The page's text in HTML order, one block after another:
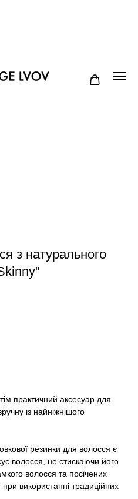
з натурального
практичний аксесуар для
із найніжнішого
резинки для волосся є
волосся, не стискаючи його
волосся та посічених
при використанні традиційних